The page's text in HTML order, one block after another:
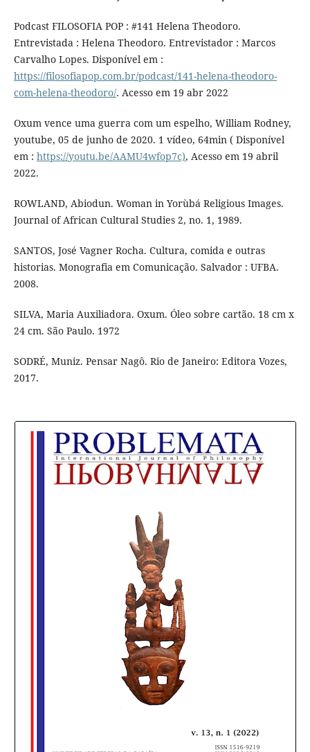
Podcast FILOSOFIA POP : #141 Helena Theodoro.
Entrevistada : Helena Theodoro. Entrevistador : Marcos
Carvalho Lopes. Disponível em :
https://filosofiapop.com.br/podcast/141-helena-theodoro-
com-helena-theodoro/. Acesso em 19 abr 2022
Oxum vence uma guerra com um espelho, William Rodney,
youtube, 05 de junho de 2020. 1 vídeo, 64min ( Disponível
em : https://youtu.be/AAMU4wfop7c), Acesso em 19 abril
2022.
ROWLAND, Abiodun. Woman in Yorùbá Religious Images.
Journal of African Cultural Studies 2, no. 1, 1989.
SANTOS, José Vagner Rocha. Cultura, comida e outras
historias. Monografia em Comunicação. Salvador : UFBA.
2008.
SILVA, Maria Auxiliadora. Oxum. Óleo sobre cartão. 18 cm x
24 cm. São Paulo. 1972
SODRÉ, Muniz. Pensar Nagô. Rio de Janeiro: Editora Vozes,
2017.